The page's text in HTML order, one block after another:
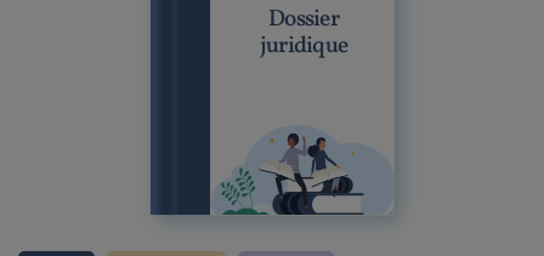
Dossier
juridique